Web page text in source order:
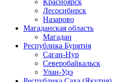
Лесосибирск
Назарово
Магаданская область
Магадан
Республика Бурятия
Саган-Нур
Северобайкальск
Улан-Удэ